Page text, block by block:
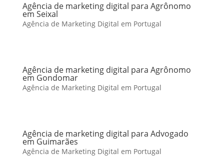
Agência de marketing digital para Agrônomo
em Seixal
Agência de Marketing Digital em Portugal
Agência de marketing digital para Agrônomo
em Gondomar
Agência de Marketing Digital em Portugal
Agência de marketing digital para Advogado
em Guimarães
Agência de Marketing Digital em Portugal